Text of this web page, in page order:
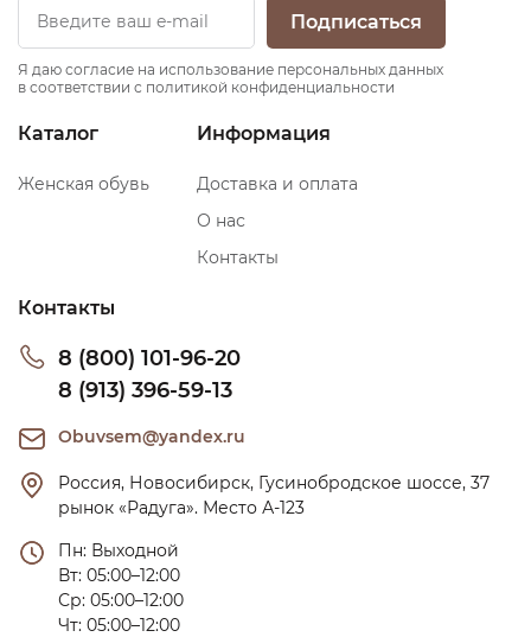
Подписаться
Я даю согласие на использование персональных данных
в соответствии с политикой конфиденциальности
Каталог
Женская обувь
Информация
Доставка и оплата
О нас
Контакты
Контакты
8 (800) 101-96-20
8 (913) 396-59-13
Obuvsem@yandex.ru
Россия, Новосибирск, Гусинобродское шоссе, 37
рынок «Радуга». Место А-123
Пн: Выходной
Вт: 05:00–12:00
Ср: 05:00–12:00
Чт: 05:00–12:00